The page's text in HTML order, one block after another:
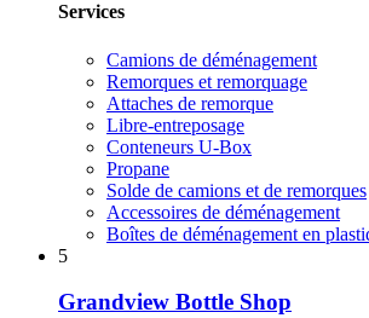
Services
Camions de déménagement
Remorques et remorquage
Attaches de remorque
Libre-entreposage
Conteneurs U-Box
Propane
Solde de camions et de remorques
Accessoires de déménagement
Boîtes de déménagement en
5
Grandview Bottle Shop